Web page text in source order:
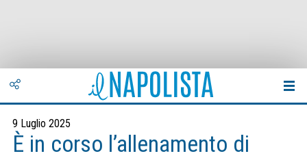
9 Luglio 2025
È in corso l’allenamento di